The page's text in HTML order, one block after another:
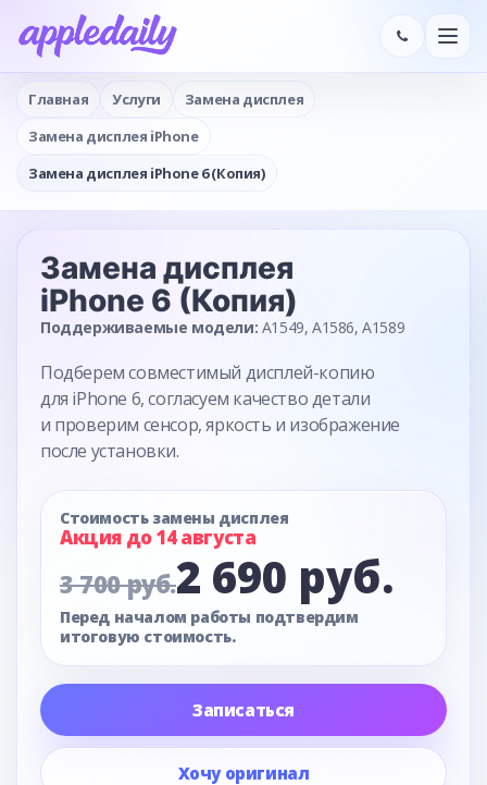
Главная Услуги
Замена дисплея
Замена дисплея iPhone
Замена дисплея iPhone 6 (Копия)
Замена дисплея
iPhone 6 (Копия)
Поддерживаемые модели: A1549, A1586, A1589
Подберем совместимый дисплей-копию
для iPhone 6, согласуем качество детали
и проверим сенсор, яркость и изображение
после установки.
Стоимость замены дисплея
Акция до 14 августа
3 700 руб.2 690 руб.
Перед началом работы подтвердим
итоговую стоимость.
Записаться
Хочу оригинал